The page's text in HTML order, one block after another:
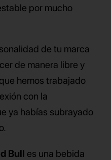
por mucho
de tu marca
de manera libre y
hemos trabajado
con la
ya habías subrayado
Bull es una bebida